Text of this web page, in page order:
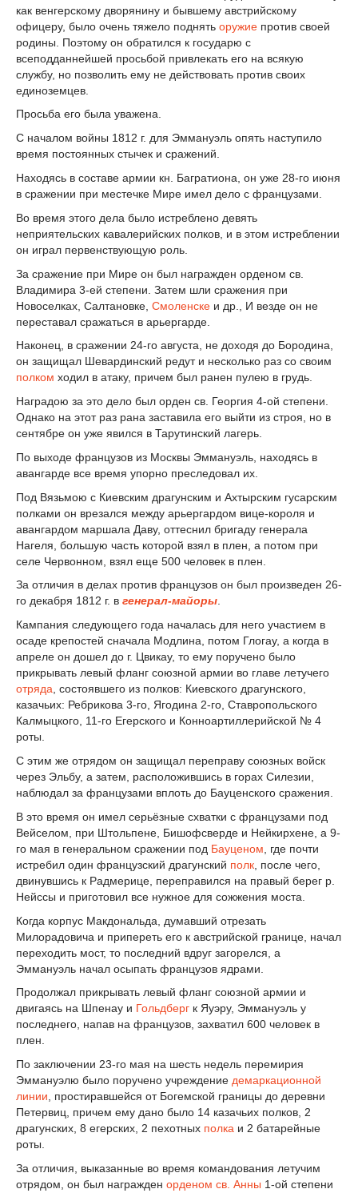
как венгерскому дворянину и бывшему австрийскому
офицеру, было очень тяжело поднять оружие против своей
родины. Поэтому он обратился к государю с
всеподданнейшей просьбой привлекать его на всякую
службу, но позволить ему не действовать против своих
единоземцев.
Просьба его была уважена.
С началом войны 1812 г. для Эммануэль опять наступило
время постоянных стычек и сражений.
Находясь в составе армии кн. Багратиона, он уже 28-го июня
в сражении при местечке Мире имел дело с французами.
Во время этого дела было истреблено девять
неприятельских кавалерийских полков, и в этом истреблении
он играл первенствующую роль.
За сражение при Мире он был награжден орденом св.
Владимира 3-ей степени. Затем шли сражения при
Новоселках, Салтановке, Смоленске и др., И везде он не
переставал сражаться в арьергарде.
Наконец, в сражении 24-го августа, не доходя до Бородина,
он защищал Шевардинский редут и несколько раз со своим
полком ходил в атаку, причем был ранен пулею в грудь.
Наградою за это дело был орден св. Георгия 4-ой степени.
Однако на этот раз рана заставила его выйти из строя, но в
сентябре он уже явился в Тарутинский лагерь.
По выходе французов из Москвы Эммануэль, находясь в
авангарде все время упорно преследовал их.
Под Вязьмою с Киевским драгунским и Ахтырским гусарским
полками он врезался между арьергардом вице-короля и
авангардом маршала Даву, оттеснил бригаду генерала
Нагеля, большую часть которой взял в плен, а потом при
селе Червонном, взял еще 500 человек в плен.
За отличия в делах против французов он был произведен 26-
го декабря 1812 г. в генерал-майоры.
Кампания следующего года началась для него участием в
осаде крепостей сначала Модлина, потом Глогау, а когда в
апреле он дошел до г. Цвикау, то ему поручено было
прикрывать левый фланг союзной армии во главе летучего
отряда, состоявшего из полков: Киевского драгунского,
казачьих: Ребрикова 3-го, Ягодина 2-го, Ставропольского
Калмыцкого, 11-го Егерского и Конноартиллерийской № 4
роты.
С этим же отрядом он защищал переправу союзных войск
через Эльбу, a затем, расположившись в горах Силезии,
наблюдал за французами вплоть до Бауценского сражения.
В это время он имел серьёзные схватки с французами под
Вейселом, при Штольпене, Бишофсверде и Нейкирхене, а 9-
го мая в генеральном сражении под Бауценом , где почти
истребил один французский драгунский полк , после чего,
двинувшись к Радмерице, переправился на правый берег р.
Нейссы и приготовил все нужное для сожжения моста.
Когда корпус Макдональда, думавший отрезать
Милорадовича и припереть его к австрийской границе, начал
переходить мост, то последний вдруг загорелся, а
Эммануэль начал осыпать французов ядрами.
Продолжал прикрывать левый фланг союзной армии и
двигаясь на Шпенау и Гольдберг к Яуэру, Эммануэль у
последнего, напав на французов, захватил 600 человек в
плен.
По заключении 23-го мая на шесть недель перемирия
Эммануэлю было поручено учреждение демаркационной
линии, простиравшейся от Богемской границы до деревни
Петервиц, причем ему дано было 14 казачьих полков, 2
драгунских, 8 егерских, 2 пехотных полка и 2 батарейные
роты.
За отличия, выказанные во время командования летучим
отрядом, он был награжден орденом св. Анны 1-ой степени